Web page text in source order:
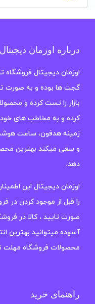
درباره اوزمان دیجیتال
اوزمان دیجیتال فروشگاه
گجت ها بوده و به صورت
بازار را تست کرده و
کرده و به مخاطب های خود
زمینه هدفون، ساعت
و سعی میکند بهترین
دهد.
اوزمان دیجیتال این
را قبل از موجود کردن در
صورت تایید ، کالا در
آسوده میتوانید بهترین
محصولات فروشگاه مهلت
راهنمای خرید